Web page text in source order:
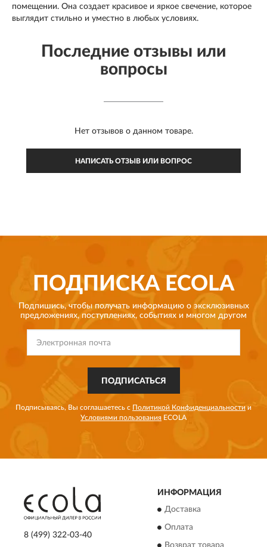
помещении. Она создает красивое и яркое свечение, которое
выглядит стильно и уместно в любых условиях.
Последние отзывы или
вопросы
Нет отзывов о данном товаре.
НАПИСАТЬ ОТЗЫВ ИЛИ ВОПРОС
ПОДПИСКА ECOLA
Подпишись, чтобы получать информацию о эксклюзивных
предложениях, поступлениях, событиях и многом другом
ПОДПИСАТЬСЯ
Подписываясь, Вы соглашаетесь с Политикой Конфиденциальности и
Условиями пользования ECOLA
8 (499) 322-03-40
ИНФОРМАЦИЯ
Доставка
Оплата
Возврат товара